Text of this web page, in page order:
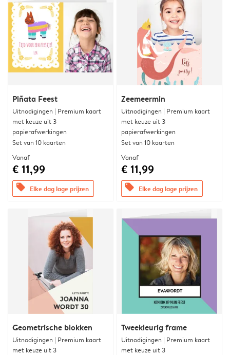
Piñata Feest
Uitnodigingen | Premium kaart
met keuze uit 3
papierafwerkingen
Set van 10 kaarten
Vanaf
€ 11,99
offers Elke dag lage prijzen
Zeemeermin
Uitnodigingen | Premium kaart
met keuze uit 3
papierafwerkingen
Set van 10 kaarten
Vanaf
€ 11,99
offers Elke dag lage prijzen
Geometrische blokken
Uitnodigingen | Premium kaart
met keuze uit 3
Tweekleurig frame
Uitnodigingen | Premium kaart
met keuze uit 3